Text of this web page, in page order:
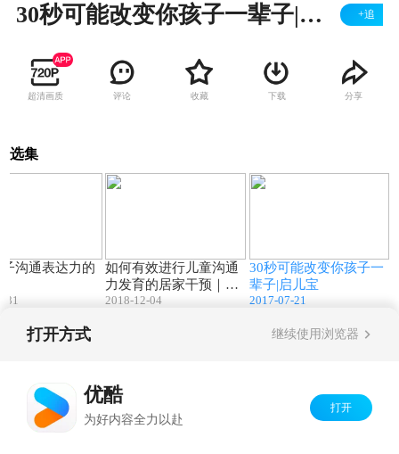
30秒可能改变你孩子一辈子|启儿宝 +追
超清画质 评论 收藏 下载 分享
选集
沟通表达力的
31
如何有效进行儿童沟通
力发育的居家干预｜启
儿宝
2018-12-04
30秒可能改变你孩子一
辈子|启儿宝
2017-07-21
打开方式 继续使用浏览器
优酷
为好内容全力以赴
打开